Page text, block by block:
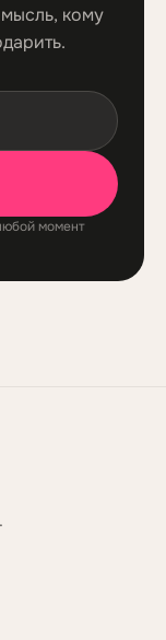
кому
момент